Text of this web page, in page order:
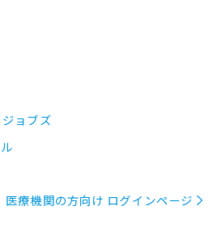
ョブズ
医療機関の方向け ログインページ